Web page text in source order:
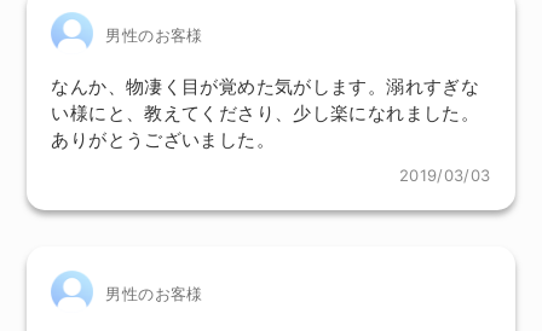
男性のお客様
なんか、物凄く目が覚めた気がします。溺れすぎな
い様にと、教えてくださり、少し楽になれました。
ありがとうございました。
2019/03/03
男性のお客様